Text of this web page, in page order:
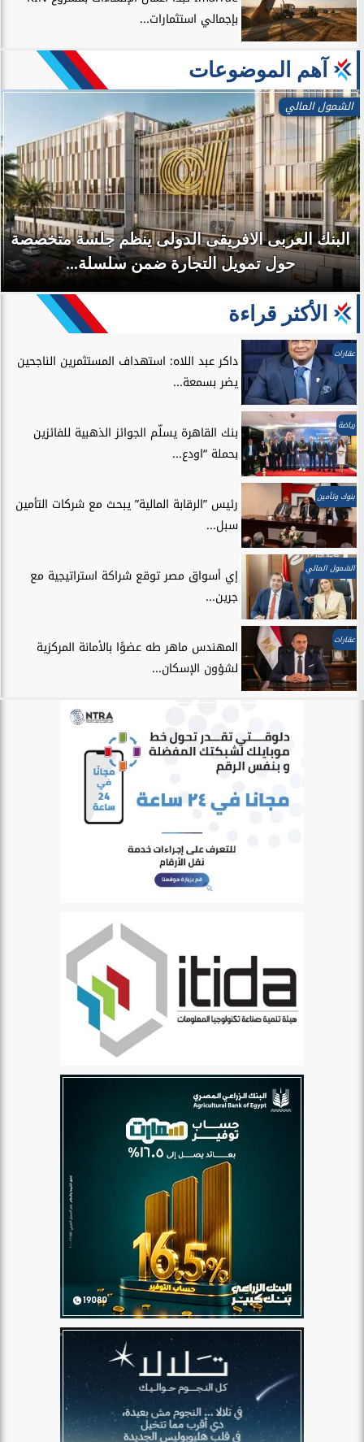
بإجمالي استثمارات...
آهم الموضوعات
الشمول المالي
البنك العربى الافريقى الدولى ينظم جلسة متخصصة
حول تمويل التجارة ضمن سلسلة...
الأكثر قراءة
عقارات
داكر عبد اللاه: استهداف المستثمرين الناجحين
يضر بسمعة...
رياضة
بنك القاهرة يسلّم الجوائز الذهبية للفائزين
بحملة “اودع...
بنوك وتأمين
رئيس ”الرقابة المالية” يبحث مع شركات التأمين
سبل...
الشمول المالي
إي أسواق مصر توقع شراكة استراتيجية مع
جرين...
عقارات
المهندس ماهر طه عضوًا بالأمانة المركزية
لشؤون الإسكان...